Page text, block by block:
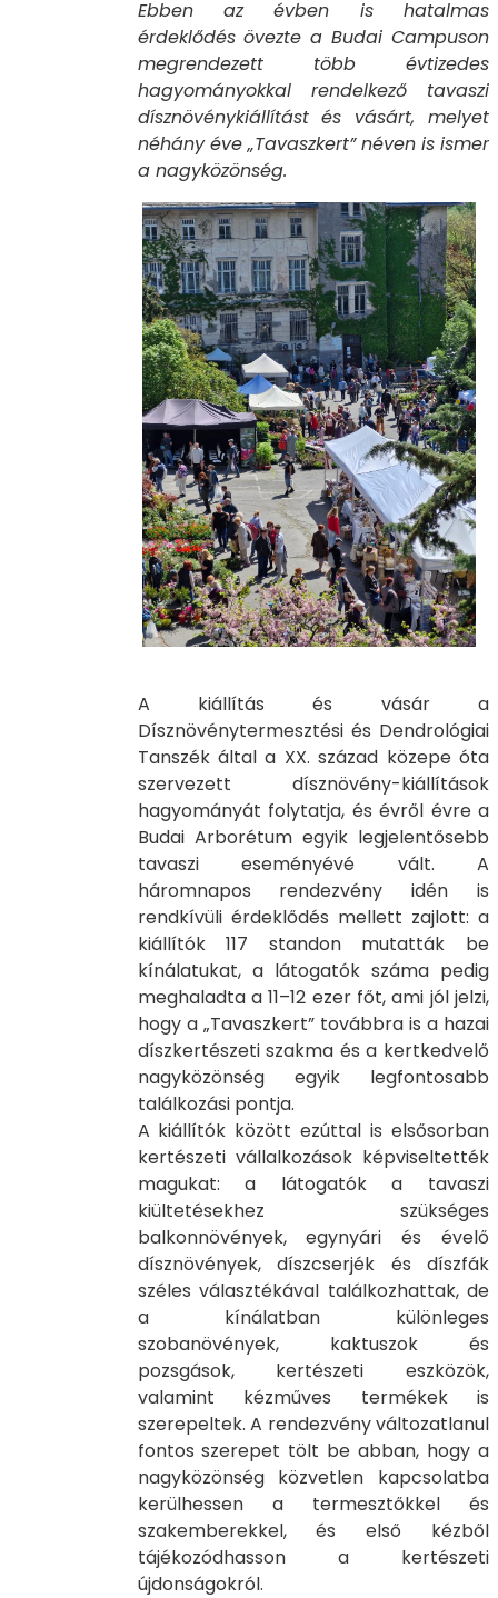
Ebben az évben is hatalmas
érdeklődés övezte a Budai Campuson
megrendezett több évtizedes
hagyományokkal rendelkező tavaszi
dísznövénykiállítást és vásárt, melyet
néhány éve „Tavaszkert” néven is ismer
a nagyközönség.
A kiállítás és vásár a
Dísznövénytermesztési és Dendrológiai
Tanszék által a XX. század közepe óta
szervezett dísznövény-kiállítások
hagyományát folytatja, és évről évre a
Budai Arborétum egyik legjelentősebb
tavaszi eseményévé vált. A
háromnapos rendezvény idén is
rendkívüli érdeklődés mellett zajlott: a
kiállítók 117 standon mutatták be
kínálatukat, a látogatók száma pedig
meghaladta a 11–12 ezer főt, ami jól jelzi,
hogy a „Tavaszkert” továbbra is a hazai
díszkertészeti szakma és a kertkedvelő
nagyközönség egyik legfontosabb
találkozási pontja.
A kiállítók között ezúttal is elsősorban
kertészeti vállalkozások képviseltették
magukat: a látogatók a tavaszi
kiültetésekhez szükséges
balkonnövények, egynyári és évelő
dísznövények, díszcserjék és díszfák
széles választékával találkozhattak, de
a kínálatban különleges
szobanövények, kaktuszok és
pozsgások, kertészeti eszközök,
valamint kézműves termékek is
szerepeltek. A rendezvény változatlanul
fontos szerepet tölt be abban, hogy a
nagyközönség közvetlen kapcsolatba
kerülhessen a termesztőkkel és
szakemberekkel, és első kézből
tájékozódhasson a kertészeti
újdonságokról.